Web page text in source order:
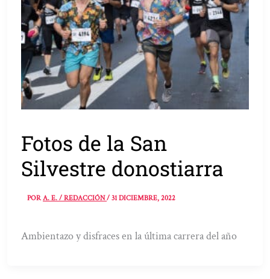
Fotos de la San
Silvestre donostiarra
PORA. E. / REDACCIÓN/31 DICIEMBRE, 2022
Ambientazo y disfraces en la última carrera del año